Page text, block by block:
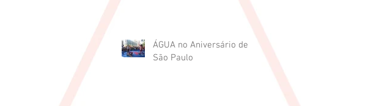
ÁGUA no Aniversário de
São Paulo